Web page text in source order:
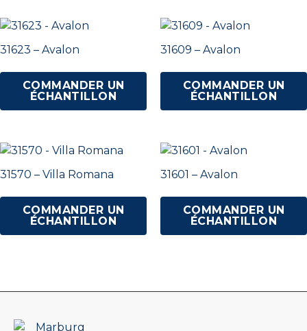
31623 – Avalon
COMMANDER UN
ÉCHANTILLON
31609 – Avalon
COMMANDER UN
ÉCHANTILLON
31570 – Villa Romana
COMMANDER UN
ÉCHANTILLON
31601 – Avalon
COMMANDER UN
ÉCHANTILLON